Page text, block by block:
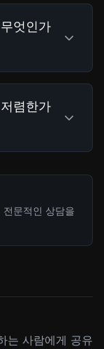
엇인가
렴한가
문적인 상담을
는 사람에게 공유